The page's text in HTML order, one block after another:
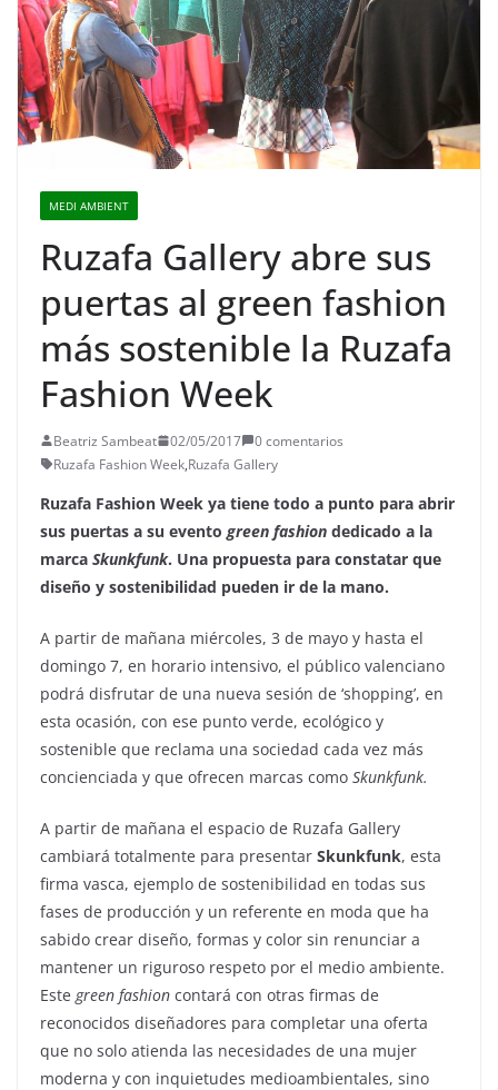
MEDI AMBIENT
Ruzafa Gallery abre sus
puertas al green fashion
más sostenible la Ruzafa
Fashion Week
Beatriz Sambeat 02/05/2017
0 comentarios
Ruzafa Fashion Week,Ruzafa Gallery
Ruzafa Fashion Week ya tiene todo a punto para abrir
sus puertas a su evento green fashion dedicado a la
marca Skunkfunk. Una propuesta para constatar que
diseño y sostenibilidad pueden ir de la mano.
A partir de mañana miércoles, 3 de mayo y hasta el
domingo 7, en horario intensivo, el público valenciano
podrá disfrutar de una nueva sesión de ‘shopping’, en
esta ocasión, con ese punto verde, ecológico y
sostenible que reclama una sociedad cada vez más
concienciada y que ofrecen marcas como Skunkfunk.
A partir de mañana el espacio de Ruzafa Gallery
cambiará totalmente para presentar Skunkfunk, esta
firma vasca, ejemplo de sostenibilidad en todas sus
fases de producción y un referente en moda que ha
sabido crear diseño, formas y color sin renunciar a
mantener un riguroso respeto por el medio ambiente.
Este green fashion contará con otras firmas de
reconocidos diseñadores para completar una oferta
que no solo atienda las necesidades de una mujer
moderna y con inquietudes medioambientales, sino